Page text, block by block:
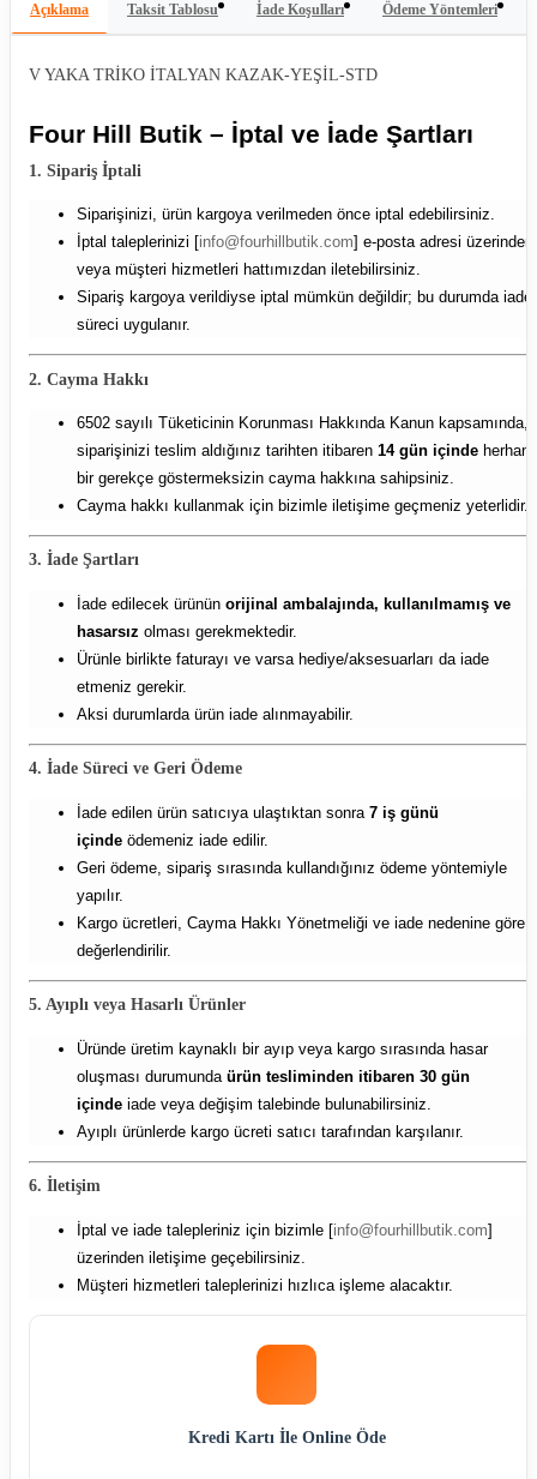
Açıklama Taksit Tablosu İade Koşulları Ödeme Yöntemleri
V YAKA TRİKO İTALYAN KAZAK-YEŞİL-STD
Four Hill Butik – İptal ve İade Şartları
1. Sipariş İptali
Siparişinizi, ürün kargoya verilmeden önce iptal edebilirsiniz.
İptal taleplerinizi [info@fourhillbutik.com] e-posta adresi üzerinden
veya müşteri hizmetleri hattımızdan iletebilirsiniz.
Sipariş kargoya verildiyse iptal mümkün değildir; bu durumda iade
süreci uygulanır.
2. Cayma Hakkı
6502 sayılı Tüketicinin Korunması Hakkında Kanun kapsamında,
siparişinizi teslim aldığınız tarihten itibaren 14 gün içinde
bir gerekçe göstermeksizin cayma hakkına sahipsiniz.
Cayma hakkı kullanmak için bizimle iletişime geçmeniz yeterlidir.
3. İade Şartları
İade edilecek ürünün orijinal ambalajında, kullanılmamış ve
hasarsız olması gerekmektedir.
Ürünle birlikte faturayı ve varsa hediye/aksesuarları da iade
etmeniz gerekir.
Aksi durumlarda ürün iade alınmayabilir.
4. İade Süreci ve Geri Ödeme
İade edilen ürün satıcıya ulaştıktan sonra 7 iş günü
içinde ödemeniz iade edilir.
Geri ödeme, sipariş sırasında kullandığınız ödeme yöntemiyle
yapılır.
Kargo ücretleri, Cayma Hakkı Yönetmeliği ve iade nedenine göre
değerlendirilir.
5. Ayıplı veya Hasarlı Ürünler
Üründe üretim kaynaklı bir ayıp veya kargo sırasında hasar
oluşması durumunda ürün tesliminden itibaren 30 gün
içinde iade veya değişim talebinde bulunabilirsiniz.
Ayıplı ürünlerde kargo ücreti satıcı tarafından karşılanır.
6. İletişim
İptal ve iade talepleriniz için bizimle [info@fourhillbutik.com]
üzerinden iletişime geçebilirsiniz.
Müşteri hizmetleri taleplerinizi hızlıca işleme alacaktır.
Kredi Kartı İle Online Öde